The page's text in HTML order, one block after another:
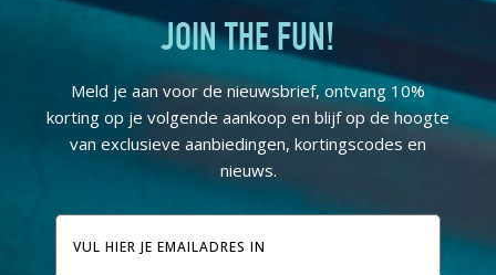
JOIN THE FUN!
Meld je aan voor de nieuwsbrief, ontvang 10%
korting op je volgende aankoop en blijf op de hoogte
van exclusieve aanbiedingen, kortingscodes en
nieuws.
E-
mailadres